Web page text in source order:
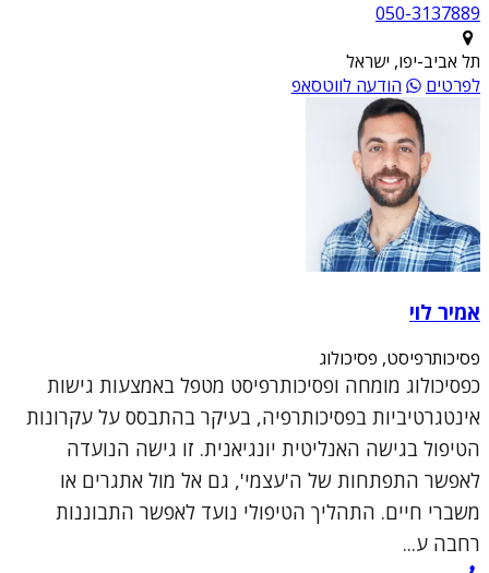
050-3137889
תל אביב-יפו, ישראל
לפרטים
הודעה לווטסאפ
אמיר לוי
פסיכותרפיסט, פסיכולוג
כפסיכולוג מומחה ופסיכותרפיסט מטפל באמצעות גישות
אינטגרטיביות בפסיכותרפיה, בעיקר בהתבסס על עקרונות
הטיפול בגישה האנליטית יונגיאנית. זו גישה הנועדה
לאפשר התפתחות של ה'עצמי', גם אל מול אתגרים או
משברי חיים. התהליך הטיפולי נועד לאפשר התבוננות
רחבה ע...